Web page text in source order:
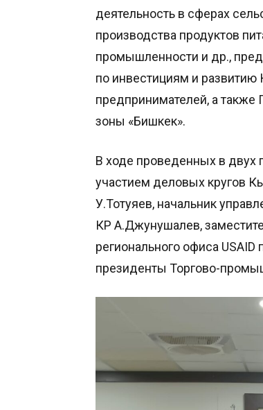
деятельность в сферах
производства продуктов
промышленности и др.,
по инвестициям и
предпринимателей, а также
зоны «Бишкек».
В ходе проведенных в двух
участием деловых кругов
У.Тотуяев, начальник
КР А.Джунушалев,
регионального офиса
президенты Торгово-